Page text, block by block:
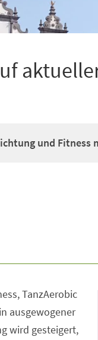
und Fitness
TanzAerobic
ausgewogener
wird gesteigert,